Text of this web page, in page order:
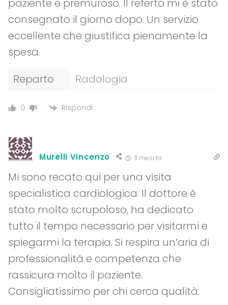
paziente e premuroso. Il referto mi è stato
consegnato il giorno dopo. Un servizio
eccellente che giustifica pienamente la
spesa.
Reparto
Radologia
0 Rispondi
Murelli Vincenzo 11 mesi fa
Mi sono recato qui per una visita
specialistica cardiologica. Il dottore è
stato molto scrupoloso, ha dedicato
tutto il tempo necessario per visitarmi e
spiegarmi la terapia. Si respira un’aria di
professionalità e competenza che
rassicura molto il paziente.
Consigliatissimo per chi cerca qualità.